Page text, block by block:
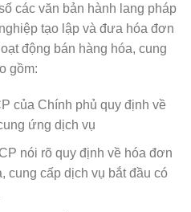
các văn bản hành lang pháp
tạo lập và đưa hóa đơn
động bán hàng hóa, cung
gồm:
của Chính phủ quy định về
ứng dịch vụ
nói rõ quy định về hóa đơn
cung cấp dịch vụ bắt đầu có